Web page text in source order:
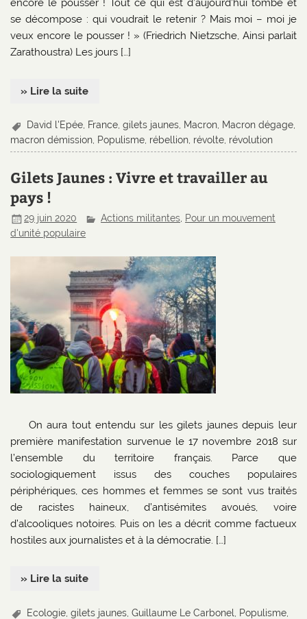
encore le pousser ! Tout ce qui est d’aujourd’hui tombe et
se décompose : qui voudrait le retenir ? Mais moi – moi je
veux encore le pousser ! » (Friedrich Nietzsche, Ainsi parlait
Zarathoustra) Les jours […]
» Lire la suite
David l'Epée, France,gilets jaunes, Macron, Macron dégage,
macron démission Populisme rébellion révolte révolution
Gilets Jaunes : Vivre et travailler au
pays !
29 juin 2020 Actions militantes, Pour un mouvement
d'unité populaire
On aura tout entendu sur les gilets jaunes depuis leur
première manifestation survenue le 17 novembre 2018 sur
l’ensemble du territoire français. Parce que
sociologiquement issus des couches populaires
périphériques, ces hommes et femmes se sont vus traités
de racistes haineux, d’antisémites avoués, voire
d’alcooliques notoires. Puis on les a décrit comme factueux
hostiles aux journalistes et à la démocratie. […]
» Lire la suite
Ecologie ,gilets jaunes ,Guillaume Le Carbonel Populisme